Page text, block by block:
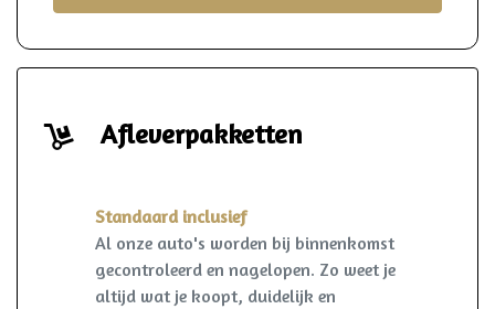
Afleverpakketten
Standaard inclusief
Al onze auto's worden bij binnenkomst
gecontroleerd en nagelopen. Zo weet je
altijd wat je koopt, duidelijk en